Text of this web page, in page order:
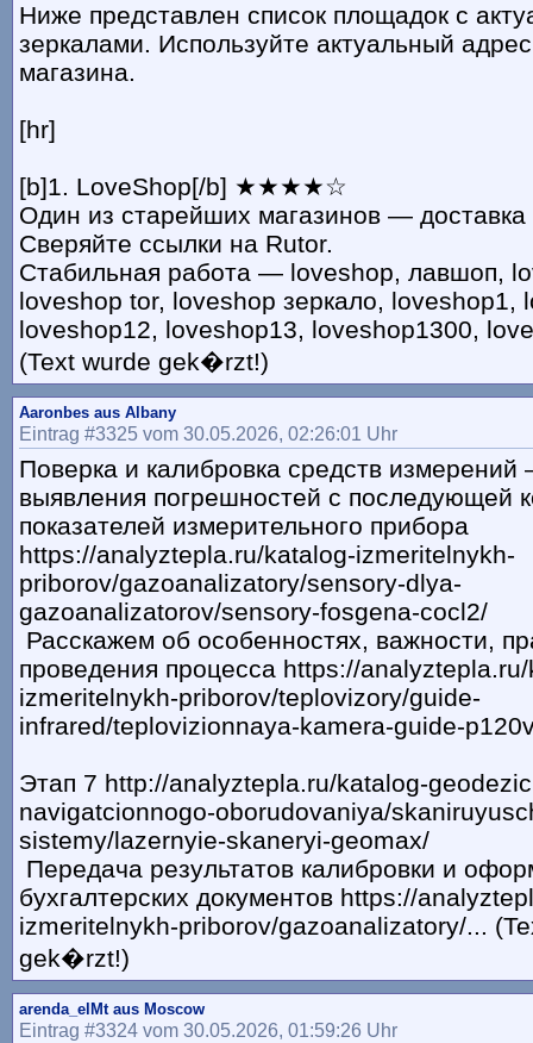
Ниже представлен список площадок с
зеркалами. Используйте актуальный
магазина.
[hr]
[b]1. LoveShop[/b] ★★★★☆
Один из старейших магазинов — доставка
Сверяйте ссылки на Rutor.
Стабильная работа — loveshop, лавшоп,
loveshop tor, loveshop зеркало, loveshop1,
loveshop12, loveshop13, loveshop1300,
(Text wurde gek�rzt!)
Aaronbes aus Albany
Eintrag #3325 vom 30.05.2026, 02:26:01 Uhr
Поверка и калибровка средств измерений
выявления погрешностей с последующей
показателей измерительного прибора
https://analyztepla.ru/katalog-izmeritelnykh-
priborov/gazoanalizatory/sensory-dlya-
gazoanalizatorov/sensory-fosgena-cocl2/
Расскажем об особенностях, важности,
проведения процесса https://
izmeritelnykh-priborov/teplovizory/guide-
infrared/teplovizionnaya-kamera-guide-
Этап 7 http://analyztepla.ru/katalog-
navigatcionnogo-oborudovaniya/
sistemy/lazernyie-skaneryi-geomax/
Передача результатов калибровки и
бухгалтерских документов https://
izmeritelnykh-priborov/gazoanalizatory/...
gek�rzt!)
arenda_elMt aus Moscow
Eintrag #3324 vom 30.05.2026, 01:59:26 Uhr